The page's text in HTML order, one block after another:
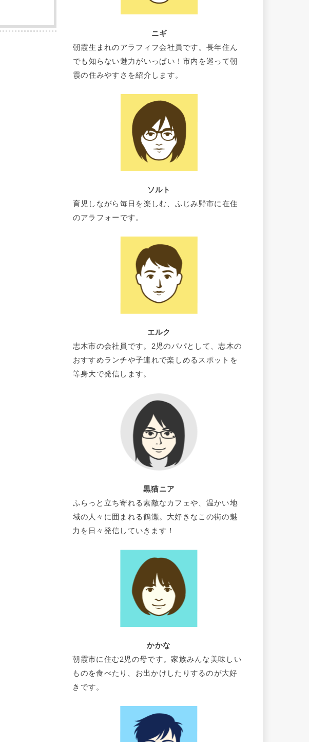
ニギ
朝霞生まれのアラフィフ会社員です。長年住ん
でも知らない魅力がいっぱい！市内を巡って朝
霞の住みやすさを紹介します。
ソルト
育児しながら毎日を楽しむ、ふじみ野市に在住
のアラフォーです。
エルク
志木市の会社員です。2児のパパとして、志木の
おすすめランチや子連れで楽しめるスポットを
等身大で発信します。
黒猫ニア
ふらっと立ち寄れる素敵なカフェや、温かい地
域の人々に囲まれる鶴瀬。大好きなこの街の魅
力を日々発信していきます！
かかな
朝霞市に住む2児の母です。家族みんな美味しい
ものを食べたり、お出かけしたりするのが大好
きです。